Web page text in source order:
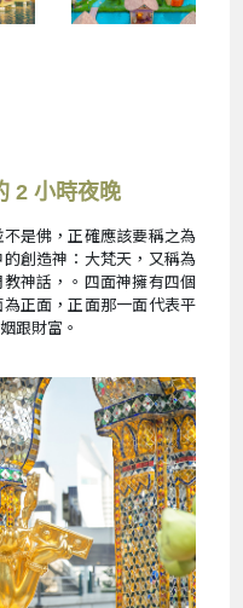
2 小時夜晚
是佛，正確應該要稱之為
的創造神：大梵天，又稱為
教神話，。四面神擁有四個
正面，正面那一面代表平
跟財富。